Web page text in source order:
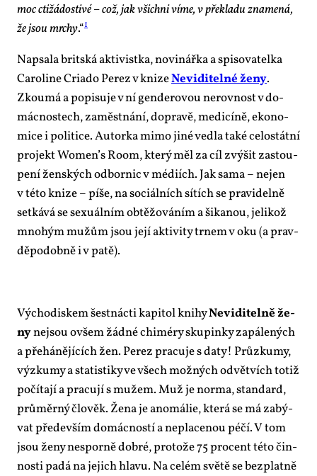
moc cti­žá­dosti­vé – což, jak všich­ni ví­me, v pře­kla­du zna­me­ná,
že jsou mr­chy.“1
Na­psa­la brit­ská ak­ti­vist­ka, no­vi­nář­ka a spi­so­va­tel­ka
Ca­ro­li­ne Cri­a­do Pe­rez v kni­zeNe­vi­di­tel­né že­ny.
Zkou­má a po­pi­su­je v ní gen­de­ro­vou ne­rov­nost v do­
mác­nos­tech, za­měst­ná­ní, do­pra­vě, me­di­cí­ně, eko­no­
mi­ce i po­li­ti­ce. Au­tor­ka mi­mo ji­né ved­la ta­ké ce­lo­stát­ní
pro­jekt Women’s Ro­om, kte­rý měl za cíl zvý­šit za­stou­
pe­ní žen­ských od­bor­nic v mé­di­ích. Jak sa­ma – nejen
v té­to kni­ze – pí­še, na so­ci­ál­ních sí­tích se pra­vi­del­ně
se­tká­vá se se­xu­ál­ním ob­tě­žo­vá­ním a ši­ka­nou, je­li­kož
mno­hým mužům jsou je­jí ak­ti­vi­ty tr­nem v oku (a prav­
dě­po­dob­ně i v pa­tě).
Vý­cho­dis­kem šest­nác­ti ka­pi­tol kni­hyNe­vi­di­tel­ně že­
nynejsou ovšem žád­né chi­mé­ry sku­pin­ky za­pá­le­ných
a pře­há­ně­jí­cích žen. Pe­rez pra­cu­je s da­ty! Prů­zkumy,
vý­zkumy a sta­tis­ti­ky ve všech mož­ných od­vět­vích totiž
po­čí­ta­jí a pra­cu­jí s mu­žem. Muž je nor­ma, stan­dard,
prů­měr­ný člo­věk. Že­na je ano­má­lie, kte­rá se má za­bý­
vat pře­de­vším do­mác­nos­tí a ne­pla­ce­nou pé­čí. V tom
jsou že­ny ne­spor­ně dob­ré, pro­to­že 75 pro­cent té­to čin­
nos­ti pa­dá na je­jich hla­vu. Na ce­lém svě­tě se bez­plat­ně